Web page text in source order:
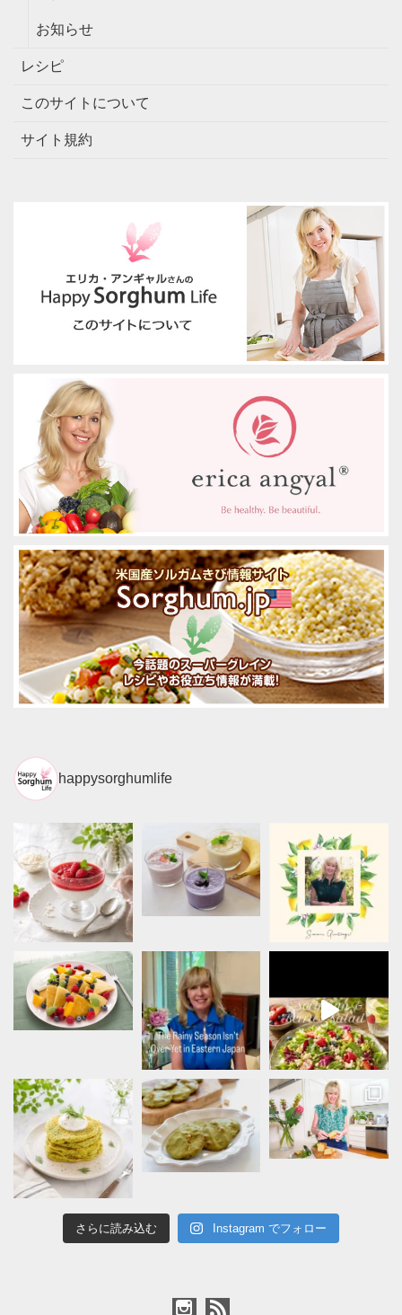
お知らせ
レシピ
このサイトについて
サイト規約
happysorghumlife
さらに読み込む Instagram でフォロー